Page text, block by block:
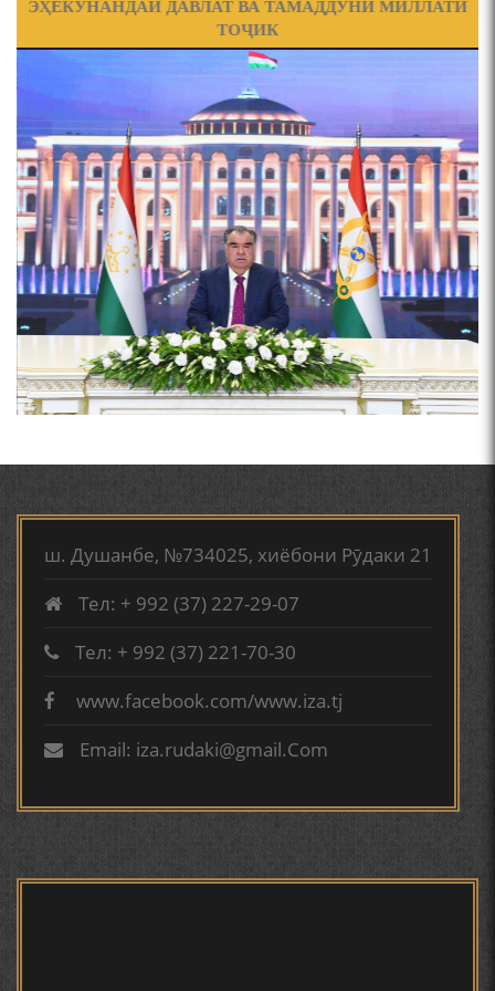
ЧЕХРАХОИ АСЛИИ МИРЗО
Мирзо Турсунзода-
"Кахрамони Точикистон"
МИРЗО ТУРСУНЗОДА
ТАРЧУМАИ ХОЛ/MIRZO
Сайри осорхона - Мирзо
ПРЕДПОСЫЛКИ СТАНОВЛЕНИЯ
ФИЛОЛОГИЧЕСКОГО РОМАНА В ТАДЖИКСКОЙ
МУРУВВАТИЁН ДЖ. ДЖ.
ВАСФИ МОДАР ДАР НАМУНАҲОИ ОСОРИ ШИФОҲИ
ВОЖАҲОИ НУРОНИИ ШЕЪР АНЗУРАТИ МАЛИКЗОД.
ТАСАВВУРИ МАРДУМ ДАР ХУСУСИ ИШҚИ РӮДАКӢ
ФАРИДУН ИСМОИЛОВ.
АБУАБДУЛЛОҲИ РӮДАКӢ ДАР ТАҲҚИҚИ ТОҶИДДИН
МАРДОНӢ УМРИДДИН ЮСУФӢ ИНСТИТУТИ ЗАБОН
КИРОМИ БУХОРӢ ШОИРИ ИНСОНДӮСТ УСМОНОВА
ГУЛБАҲОР.
ТАҶАССУМИ ҲАСБИ ҲОЛ ДАР ҒАЗАЛИЁТИ КИРОМИ
БУХОРОӢ УСМОНОВА Г.Ф.
БЕРУНӢ ВА НАВРӮЗИ АҶАМ
ЭҲЁКУНАНДАИ ДАВЛАТ ВА ТАМАДДУНИ МИЛЛАТИ
ТОҶИК
ш. Душанбе, №734025, хиёбони Рӯдаки 21
Тел: + 992 (37) 227-29-07
Тел: + 992 (37) 221-70-30
www.facebook.com/www.iza.tj
Email: iza.rudaki@gmail.Com